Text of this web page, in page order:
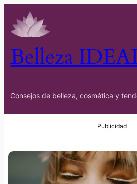
Belleza
Consejos de belleza, cosmética y